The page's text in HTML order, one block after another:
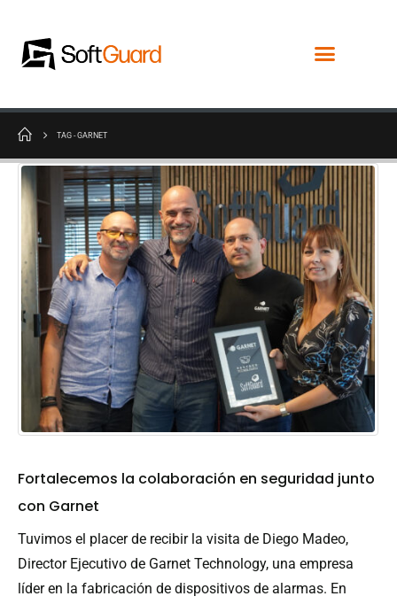
TAG -GARNET
Fortalecemos la colaboración en seguridad junto
con Garnet
Tuvimos el placer de recibir la visita de Diego Madeo,
Director Ejecutivo de Garnet Technology, una empresa
líder en la fabricación de dispositivos de alarmas. En